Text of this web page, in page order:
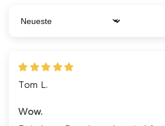
Sort by
Tom L.
Wow.